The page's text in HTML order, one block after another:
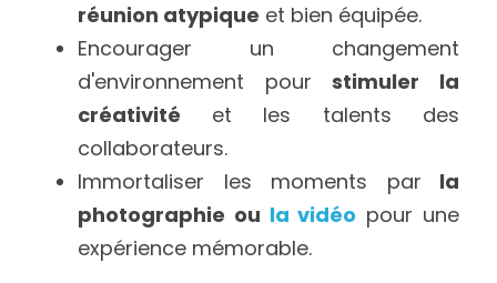
réunion atypique et bien équipée.
Encourager un changement
d'environnement pour stimuler la
créativité et les talents des
collaborateurs.
Immortaliser les moments par la
photographie ou la vidéo pour une
expérience mémorable.